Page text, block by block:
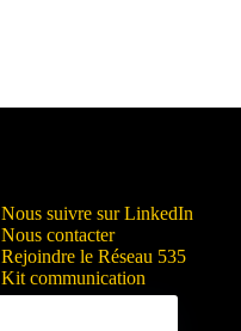
Nous suivre sur LinkedIn
Nous contacter
Rejoindre le Réseau 535
Kit communication